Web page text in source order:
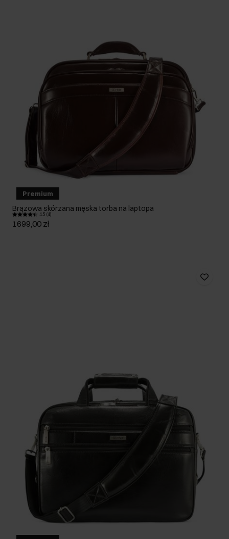
Premium
Brązowa skórzana męska torba na laptopa
4.5 (4)
1699,00 zł